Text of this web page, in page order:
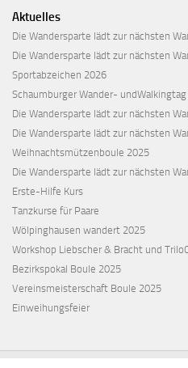
Aktuelles
Die Wandersparte lädt zur nächsten
Die Wandersparte lädt zur nächsten
Sportabzeichen 2026
Schaumburger Wander-
Die Wandersparte lädt zur nächsten
Die Wandersparte lädt zur nächsten
Weihnachtsmützenboule 2025
Die Wandersparte lädt zur nächsten
Erste-Hilfe Kurs
Tanzkurse für Paare
Wölpinghausen wandert 2025
Workshop Liebscher & Bracht und
Bezirkspokal Boule 2025
Vereinsmeisterschaft Boule 2025
Einweihungsfeier